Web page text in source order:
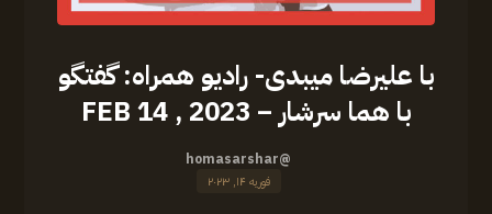
‏‎با علیرضا میبدی- رادیو همراه: گفتگو
با هما سرشار – FEB 14 , 2023
@homasarshar
فوریه ۱۴, ۲۰۲۳